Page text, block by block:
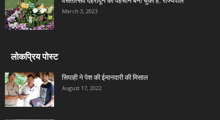
March 3, 2023
लोकप्रिय पोस्ट
सिपाही ने पेश की ईमानदारी की मिसाल
August 17, 2022